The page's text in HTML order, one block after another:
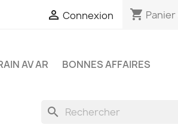
 Connexion shopping_cart Panier
AV AR
BONNES AFFAIRES
search